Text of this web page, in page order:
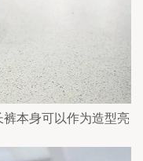
本身可以作为造型亮